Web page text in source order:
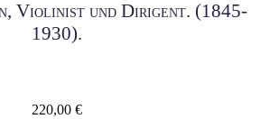
Violinist und Dirigent. (1845-
1930).
220,00 €